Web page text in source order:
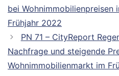
bei Wohnimmobilienpreisen
Frühjahr 2022
PN 71 – CityReport
Nachfrage und steigende
Wohnimmobilienmarkt im